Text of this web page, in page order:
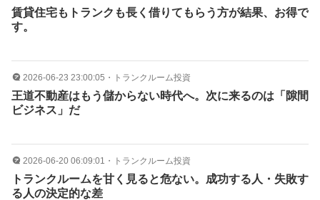
賃貸住宅もトランクも長く借りてもらう方が結果、お得で
す。
2026-06-23 23:00:05 ・ トランクルーム投資
王道不動産はもう儲からない時代へ。次に来るのは「隙間
ビジネス」だ
2026-06-20 06:09:01 ・ トランクルーム投資
トランクルームを甘く見ると危ない。成功する人・失敗す
る人の決定的な差